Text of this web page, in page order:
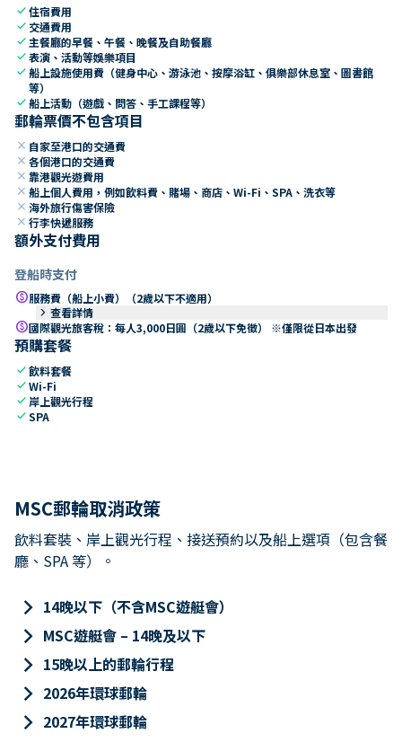
check住宿費用
check 交通費用
check 主餐廳的早餐、午餐、晚餐及自助餐廳
check表演、活動等娛樂項目
check船上設施使用費（健身中心、游泳池、按摩浴缸、俱樂部休息室、圖書館
等）
check船上活動（遊戲、問答、手工課程等）
郵輪票價不包含項目
close 自家至港口的交通費
close 各個港口的交通費
close 靠港觀光遊費用
close 船上個人費用，例如飲料費、賭場、商店、Wi-Fi、SPA、洗衣等
close 海外旅行傷害保險
close 行李快遞服務
額外支付費用
登船時支付
paid服務費（船上小費）（2歲以下不適用）
keyboard_arrow_right 查看詳情
paid國際觀光旅客稅：每人3,000日圓（2歲以下免徵） ※僅限從日本出發
預購套餐
check飲料套餐
checkWi-Fi
check 岸上觀光行程
checkSPA
MSC郵輪取消政策
飲料套裝、岸上觀光行程、接送預約以及船上選項（包含餐
廳、SPA 等）。
keyboard_arrow_right 14晚以下（不含MSC遊艇會）
keyboard_arrow_right MSC遊艇會 – 14晚及以下
keyboard_arrow_right 15晚以上的郵輪行程
keyboard_arrow_right 2026年環球郵輪
keyboard_arrow_right 2027年環球郵輪